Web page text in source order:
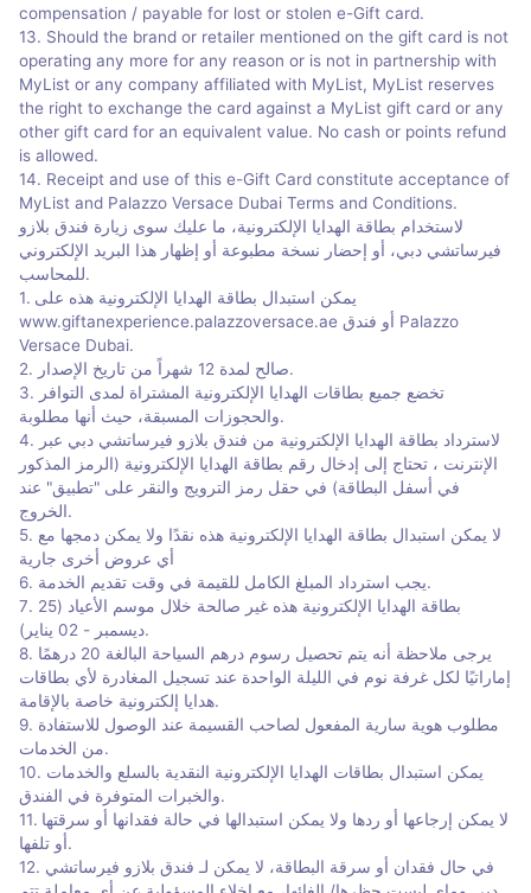
compensation / payable for lost or stolen e-Gift card.
13. Should the brand or retailer mentioned on the gift card is not
operating any more for any reason or is not in partnership with
MyList or any company affiliated with MyList, MyList reserves
the right to exchange the card against a MyList gift card or any
other gift card for an equivalent value. No cash or points refund
is allowed.
14. Receipt and use of this e-Gift Card constitute acceptance of
MyList and Palazzo Versace Dubai Terms and Conditions.
لاستخدام بطاقة الهدايا الإلكترونية، ما عليك سوى زيارة فندق بلازو
فيرساتشي دبي، أو إحضار نسخة مطبوعة أو إظهار هذا البريد الإلكتروني
للمحاسب.
1. يمكن استبدال بطاقة الهدايا الإلكترونية هذه على
www.giftanexperience.palazzoversace.ae أو فندق Palazzo
Versace Dubai.
2. صالح لمدة 12 شهراً من تاريخ الإصدار.
3. تخضع جميع بطاقات الهدايا الإلكترونية المشتراة لمدى التوافر
والحجوزات المسبقة، حيث أنها مطلوبة.
4. لاسترداد بطاقة الهدايا الإلكترونية من فندق بلازو فيرساتشي دبي عبر
الإنترنت ، تحتاج إلى إدخال رقم بطاقة الهدايا الإلكترونية (الرمز المذكور
في أسفل البطاقة) في حقل رمز الترويج والنقر على "تطبيق" عند
الخروج.
5. لا يمكن استبدال بطاقة الهدايا الإلكترونية هذه نقدًا ولا يمكن دمجها مع
أي عروض أخرى جارية
6. يجب استرداد المبلغ الكامل للقيمة في وقت تقديم الخدمة.
7. بطاقة الهدايا الإلكترونية هذه غير صالحة خلال موسم الأعياد (25
ديسمبر - 02 يناير).
8. يرجى ملاحظة أنه يتم تحصيل رسوم درهم السياحة البالغة 20 درهمًا
إماراتيًا لكل غرفة نوم في الليلة الواحدة عند تسجيل المغادرة لأي بطاقات
هدايا إلكترونية خاصة بالإقامة.
9. مطلوب هوية سارية المفعول لصاحب القسيمة عند الوصول للاستفادة
من الخدمات.
10. يمكن استبدال بطاقات الهدايا الإلكترونية النقدية بالسلع والخدمات
والخبرات المتوفرة في الفندق.
11. لا يمكن إرجاعها أو ردها ولا يمكن استبدالها في حالة فقدانها أو سرقتها
أو تلفها.
12. في حال فقدان أو سرقة البطاقة، لا يمكن لـ فندق بلازو فيرساتشي